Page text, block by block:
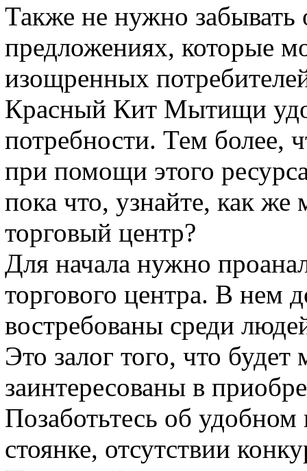
Также не нужно забывать
предложениях, которые
изощренных
Красный Кит Мытищи
потребности. Тем более,
при помощи этого
пока что, узнайте, как
торговый центр?
Для начала нужно
торгового центра. В нем
востребованы среди
Это залог того, что
заинтересованы в
Позаботьтесь об удобном
стоянке, отсутствии